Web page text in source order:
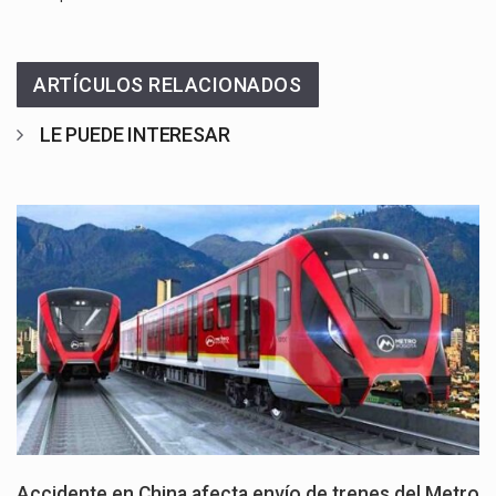
ARTÍCULOS RELACIONADOS
LE PUEDE INTERESAR